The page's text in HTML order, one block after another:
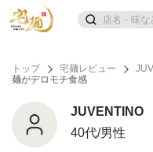
トップ 宅麺レビュー
麺がデロモチ食感
JUVENTINO
40代/男性